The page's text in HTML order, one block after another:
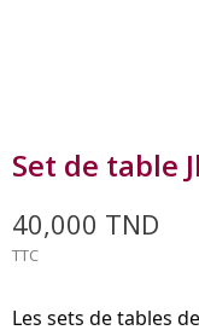
Set de table
40,000 TND
TTC
Les sets de tables